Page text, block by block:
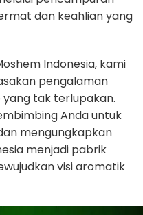
dan keahlian yang
Indonesia, kami
pengalaman
tak terlupakan.
Anda untuk
mengungkapkan
menjadi pabrik
visi aromatik